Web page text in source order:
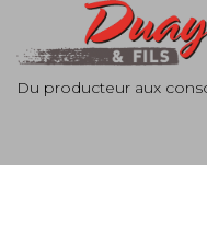
Du producteur aux